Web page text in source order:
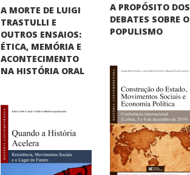
A MORTE DE LUIGI
TRASTULLI E
OUTROS ENSAIOS:
ÉTICA, MEMÓRIA E
ACONTECIMENTO
NA HISTÓRIA ORAL
A PROPÓSITO DOS
DEBATES SOBRE O
POPULISMO